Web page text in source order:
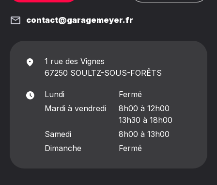
contact@garagemeyer.fr
1 rue des Vignes
67250 SOULTZ-SOUS-FORÊTS
Lundi
Fermé
Mardi à vendredi
8h00 à 12h00
13h30 à 18h00
Samedi
8h00 à 13h00
Dimanche
Fermé